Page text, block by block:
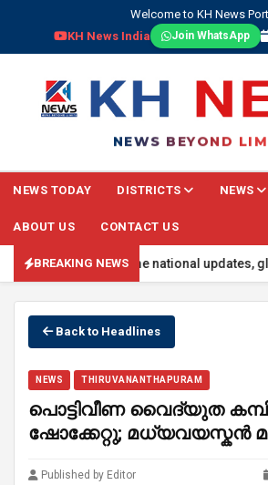
Welcome to KH News
KH News India
Join WhatsApp
NEWS BEYOND
NEWS TODAY DISTRICTS NEWS
ABOUT US CONTACT US
BREAKING NEWS
headlines, real-time national updates,
Back to Headlines
NEWS THIRUVANANTHAPURAM
പൊട്ടിവീണ വൈദ്യുത
ഷോക്കേറ്റു; മധ്യവയസ്കൻ
Published by Editor